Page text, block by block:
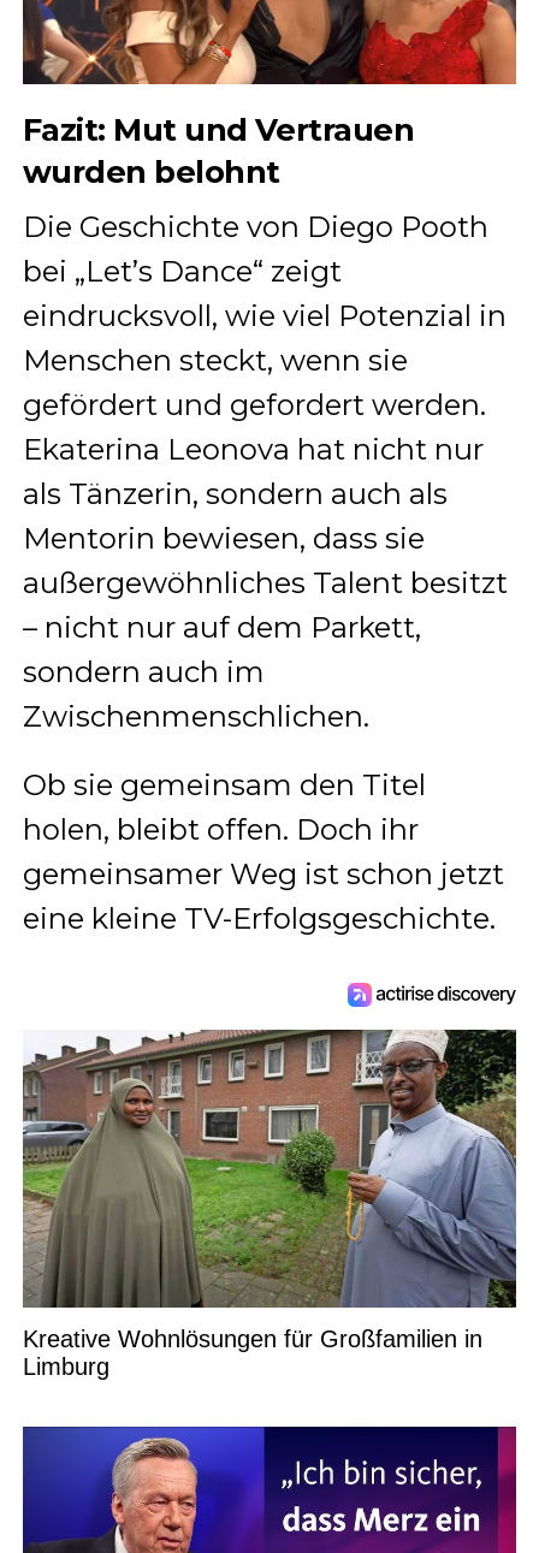
Fazit: Mut und Vertrauen
wurden belohnt
Die Geschichte von Diego Pooth
bei „Let’s Dance“ zeigt
eindrucksvoll, wie viel Potenzial in
Menschen steckt, wenn sie
gefördert und gefordert werden.
Ekaterina Leonova hat nicht nur
als Tänzerin, sondern auch als
Mentorin bewiesen, dass sie
außergewöhnliches Talent besitzt
– nicht nur auf dem Parkett,
sondern auch im
Zwischenmenschlichen.
Ob sie gemeinsam den Titel
holen, bleibt offen. Doch ihr
gemeinsamer Weg ist schon jetzt
eine kleine TV-Erfolgsgeschichte.
Kreative Wohnlösungen für Großfamilien in
Limburg